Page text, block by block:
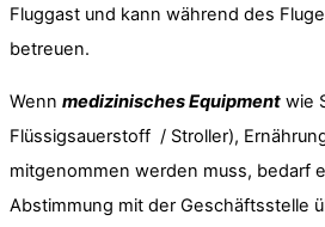
Fluggast und kann während des
betreuen.
Wenn medizinisches Equipment wie
Flüssigsauerstoff / Stroller),
mitgenommen werden muss, bedarf
Abstimmung mit der Geschäftsstelle